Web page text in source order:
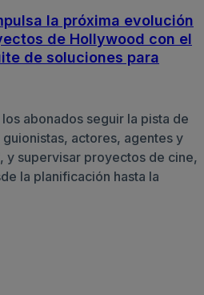
la próxima evolución
de Hollywood con el
de soluciones para
abonados seguir la pista de
actores, agentes y
y supervisar proyectos de cine,
la planificación hasta la